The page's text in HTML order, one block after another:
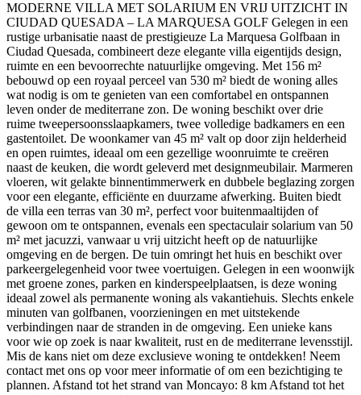
MODERNE VILLA MET SOLARIUM EN VRIJ UITZICHT IN
CIUDAD QUESADA – LA MARQUESA GOLF Gelegen in een
rustige urbanisatie naast de prestigieuze La Marquesa Golfbaan in
Ciudad Quesada, combineert deze elegante villa eigentijds design,
ruimte en een bevoorrechte natuurlijke omgeving. Met 156 m²
bebouwd op een royaal perceel van 530 m² biedt de woning alles
wat nodig is om te genieten van een comfortabel en ontspannen
leven onder de mediterrane zon. De woning beschikt over drie
ruime tweepersoonsslaapkamers, twee volledige badkamers en een
gastentoilet. De woonkamer van 45 m² valt op door zijn helderheid
en open ruimtes, ideaal om een gezellige woonruimte te creëren
naast de keuken, die wordt geleverd met designmeubilair. Marmeren
vloeren, wit gelakte binnentimmerwerk en dubbele beglazing zorgen
voor een elegante, efficiënte en duurzame afwerking. Buiten biedt
de villa een terras van 30 m², perfect voor buitenmaaltijden of
gewoon om te ontspannen, evenals een spectaculair solarium van 50
m² met jacuzzi, vanwaar u vrij uitzicht heeft op de natuurlijke
omgeving en de bergen. De tuin omringt het huis en beschikt over
parkeergelegenheid voor twee voertuigen. Gelegen in een woonwijk
met groene zones, parken en kinderspeelplaatsen, is deze woning
ideaal zowel als permanente woning als vakantiehuis. Slechts enkele
minuten van golfbanen, voorzieningen en met uitstekende
verbindingen naar de stranden in de omgeving. Een unieke kans
voor wie op zoek is naar kwaliteit, rust en de mediterrane levensstijl.
Mis de kans niet om deze exclusieve woning te ontdekken! Neem
contact met ons op voor meer informatie of om een bezichtiging te
plannen. Afstand tot het strand van Moncayo: 8 km Afstand tot het